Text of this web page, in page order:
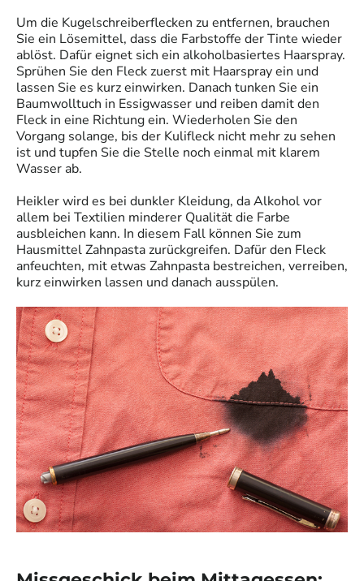
Um die Kugelschreiberflecken zu entfernen, brauchen
Sie ein Lösemittel, dass die Farbstoffe der Tinte wieder
ablöst. Dafür eignet sich ein alkoholbasiertes Haarspray.
Sprühen Sie den Fleck zuerst mit Haarspray ein und
lassen Sie es kurz einwirken. Danach tunken Sie ein
Baumwolltuch in Essigwasser und reiben damit den
Fleck in eine Richtung ein. Wiederholen Sie den
Vorgang solange, bis der Kulifleck nicht mehr zu sehen
ist und tupfen Sie die Stelle noch einmal mit klarem
Wasser ab.
Heikler wird es bei dunkler Kleidung, da Alkohol vor
allem bei Textilien minderer Qualität die Farbe
ausbleichen kann. In diesem Fall können Sie zum
Hausmittel Zahnpasta zurückgreifen. Dafür den Fleck
anfeuchten, mit etwas Zahnpasta bestreichen, verreiben,
kurz einwirken lassen und danach ausspülen.